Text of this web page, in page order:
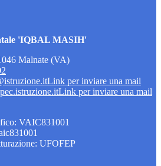
'IQBAL MASIH'
Malnate (VA)
Link per inviare una mail
Link per inviare una mail
VAIC831001
UFOFEP